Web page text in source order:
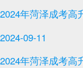
2024年菏泽成考高
2024-09-11
2024年菏泽成考高